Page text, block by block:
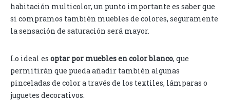
habitación multicolor, un punto importante es saber que
si compramos también muebles de colores, seguramente
la sensación de saturación será mayor.
Lo ideal es optar por muebles en color blanco, que
permitirán que pueda añadir también algunas
pinceladas de color a través de los textiles, lámparas o
juguetes decorativos.